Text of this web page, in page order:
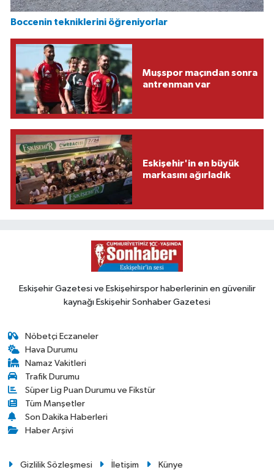
Boccenin tekniklerini öğreniyorlar
Muşspor maçından sonra
antrenman var
Eskişehir'in en büyük
markasını ağırladık
Eskişehir Gazetesi ve Eskişehirspor haberlerinin en güvenilir
kaynağı Eskişehir Sonhaber Gazetesi
Nöbetçi Eczaneler
Hava Durumu
Namaz Vakitleri
Trafik Durumu
Süper Lig Puan Durumu ve Fikstür
Tüm Manşetler
Son Dakika Haberleri
Haber Arşivi
Gizlilik Sözleşmesi İletişim Künye